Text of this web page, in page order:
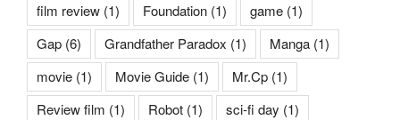
film review (1) Foundation (1) game (1)
Gap (6) Grandfather Paradox (1) Manga (1)
movie (1) Movie Guide (1) Mr.Cp (1)
Review film (1) Robot (1) sci-fi day (1)